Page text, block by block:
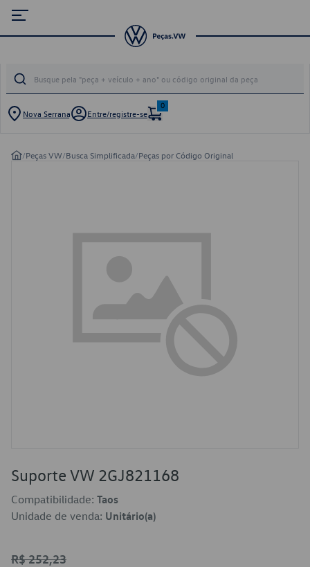
Nova Serrana Entre/registre-se
0
/Peças VW/Busca Simplificada/Peças por Código Original
Suporte VW 2GJ821168
Compatibilidade: Taos
Unidade de venda: Unitário(a)
R$ 252,23